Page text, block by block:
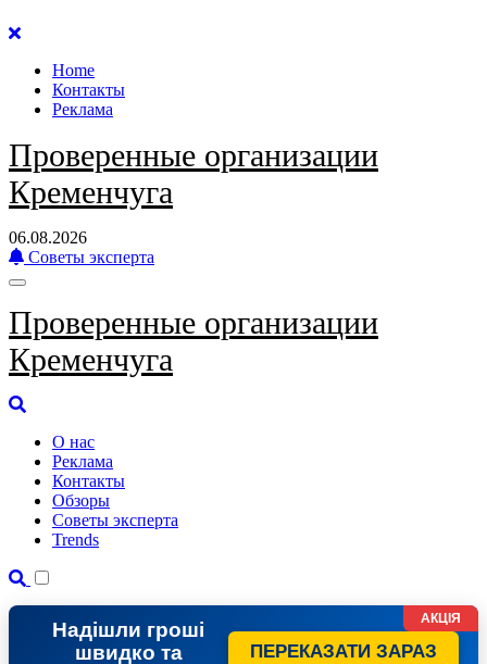
Перейти
содержанию
Home
Контакты
Реклама
Проверенные организации
Кременчуга
06.08.2026
Советы эксперта
Проверенные организации
Кременчуга
О нас
Реклама
Контакты
Обзоры
Советы эксперта
Trends
Надішли гроші
швидко та
ПЕРЕКАЗАТИ ЗАРАЗ
АКЦІЯ